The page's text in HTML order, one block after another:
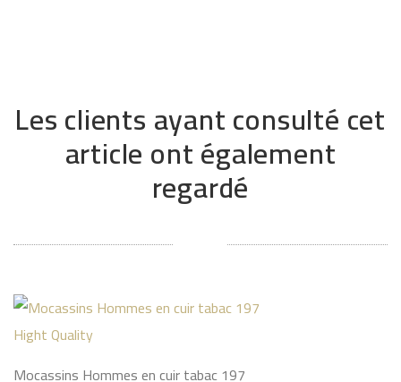
Les clients ayant consulté cet
article ont également
regardé
Mocassins Hommes en cuir tabac 197